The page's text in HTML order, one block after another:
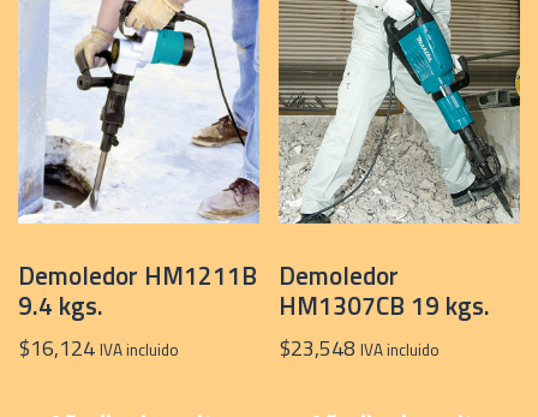
Demoledor HM1211B
9.4 kgs.
$16,124 IVA incluido
Demoledor
HM1307CB 19 kgs.
$23,548 IVA incluido